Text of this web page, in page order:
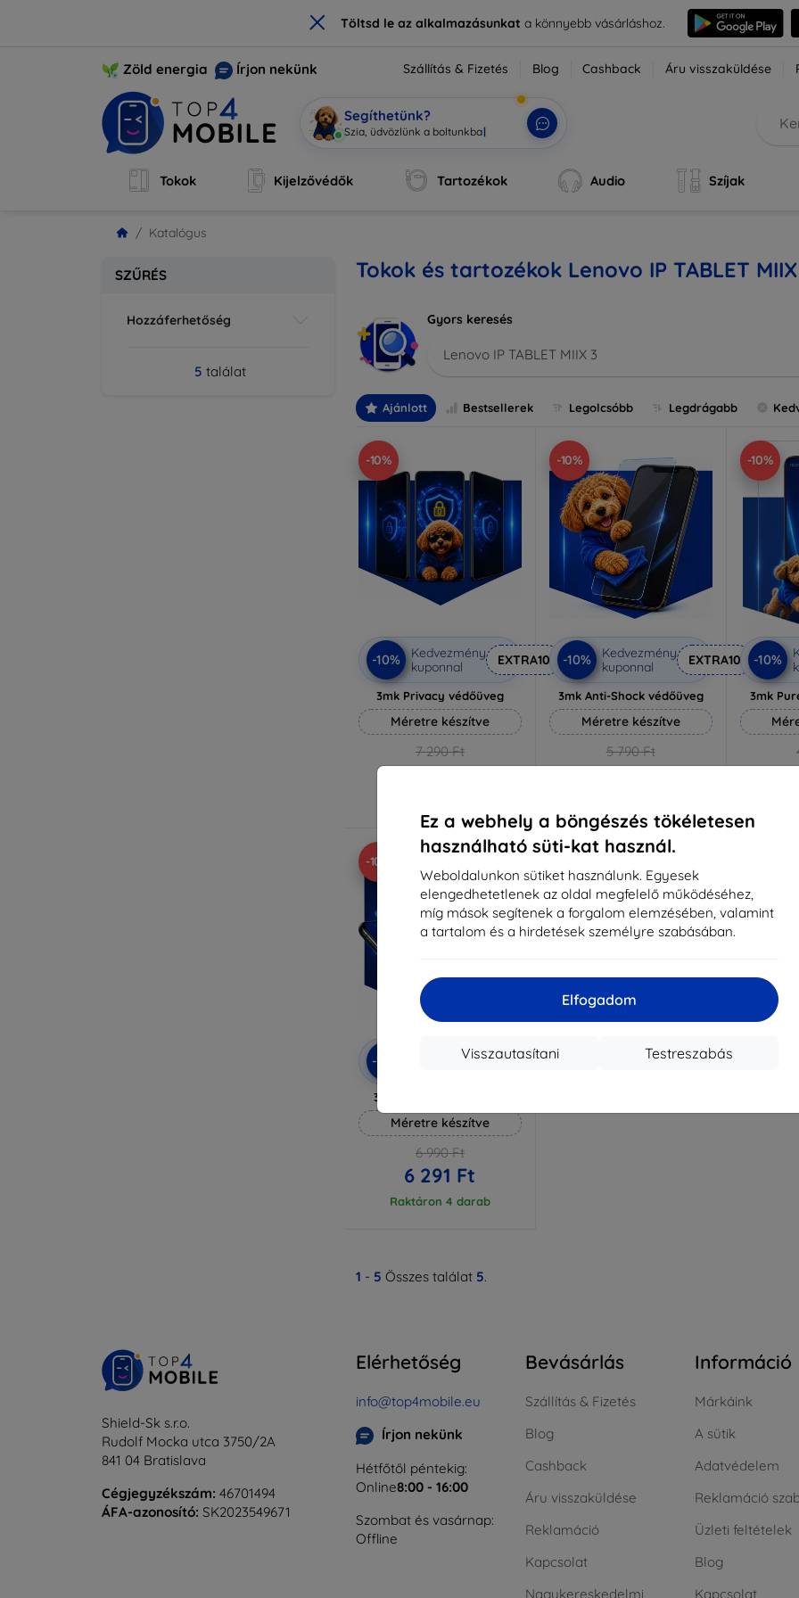
× Töltsd le az alkalmazásunkata könnyebb vásárláshoz.
Ez a webhely a böngészés tökéletesen
használható süti-kat használ.
Weboldalunkon sütiket használunk. Egyesek
elengedhetetlenek az oldal megfelelő működéséhez,
míg mások segítenek a forgalom elemzésében, valamint
a tartalom és a hirdetések személyre szabásában.
Elfogadom
Testreszabás
Visszautasítani
Zöld energia Írjon nekünk Szállítás & Fizetés Blog Cashback Áru visszaküldése
Segíthetünk?
M|
Tokok Kijelzővédők Tartozékok Audio Szíjak
Katalógus
SZŰRÉS
Hozzáferhetőség
5 találat
Tokok és tartozékok Lenovo IP TABLET
Gyors keresés
Lenovo IP TABLET MIIX 3
Ajánlott Bestsellerek Legolcsóbb Legdrágabb
-10%
-10%
Kedvezmény
kuponnal
EXTRA10
3mk Privacy védőüveg
Méretre készítve
7 290 Ft
6 561 Ft
-10%
-10%
Kedvezmény
kuponnal
EXTRA10
3mk Anti-Shock védőüveg
Méretre készítve
5 790 Ft
5 211 Ft
-10%
-10%
3mk
-10%
-10%
Kedvezmény
EXTRA10
3mk Hammer védőfólia
Méretre készítve
6 990 Ft
6 291 Ft
Raktáron 4 darab
1 - 5 Összes találat 5.
Shield-Sk s.r.o.
Rudolf Mocka utca 3750/2A
841 04 Bratislava
Cégjegyzékszám: 46701494
ÁFA-azonosító: SK2023549671
Elérhetőség
info@top4mobile.eu
Írjon nekünk
Hétfőtől péntekig:
Online8:00 - 16:00
Szombat és vasárnap:
Offline
Bevásárlás
Szállítás & Fizetés
Blog
Cashback
Áru visszaküldése
Reklamáció
Kapcsolat
Nagykereskedelmi
Információ
Márkáink
A sütik
Adatvédelem
Reklamáció
Üzleti feltételek
Blog
Kapcsolat